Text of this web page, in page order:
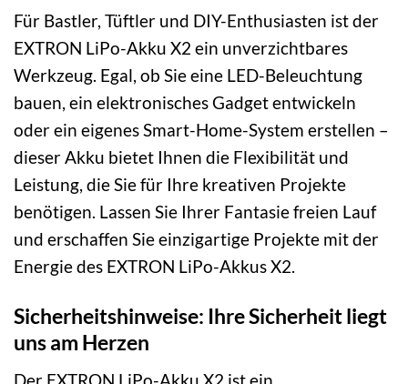
Für Bastler, Tüftler und DIY-Enthusiasten ist der
EXTRON LiPo-Akku X2 ein unverzichtbares
Werkzeug. Egal, ob Sie eine LED-Beleuchtung
bauen, ein elektronisches Gadget entwickeln
oder ein eigenes Smart-Home-System erstellen –
dieser Akku bietet Ihnen die Flexibilität und
Leistung, die Sie für Ihre kreativen Projekte
benötigen. Lassen Sie Ihrer Fantasie freien Lauf
und erschaffen Sie einzigartige Projekte mit der
Energie des EXTRON LiPo-Akkus X2.
Sicherheitshinweise: Ihre Sicherheit liegt
uns am Herzen
Der EXTRON LiPo-Akku X2 ist ein